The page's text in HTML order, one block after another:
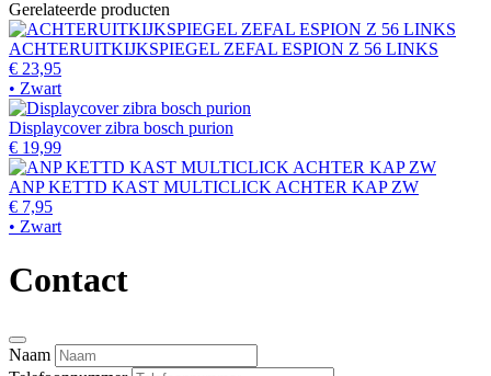
Gerelateerde producten
ACHTERUITKIJKSPIEGEL ZEFAL ESPION Z 56 LINKS
€ 23,95
• Zwart
Displaycover zibra bosch purion
€ 19,99
ANP KETTD KAST MULTICLICK ACHTER KAP ZW
€ 7,95
• Zwart
Contact
Naam